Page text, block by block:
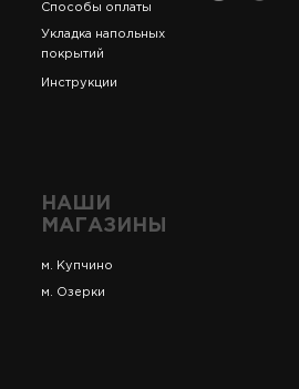
Способы оплаты
Укладка напольных
покрытий
Инструкции
НАШИ
МАГАЗИНЫ
м. Купчино
м. Озерки